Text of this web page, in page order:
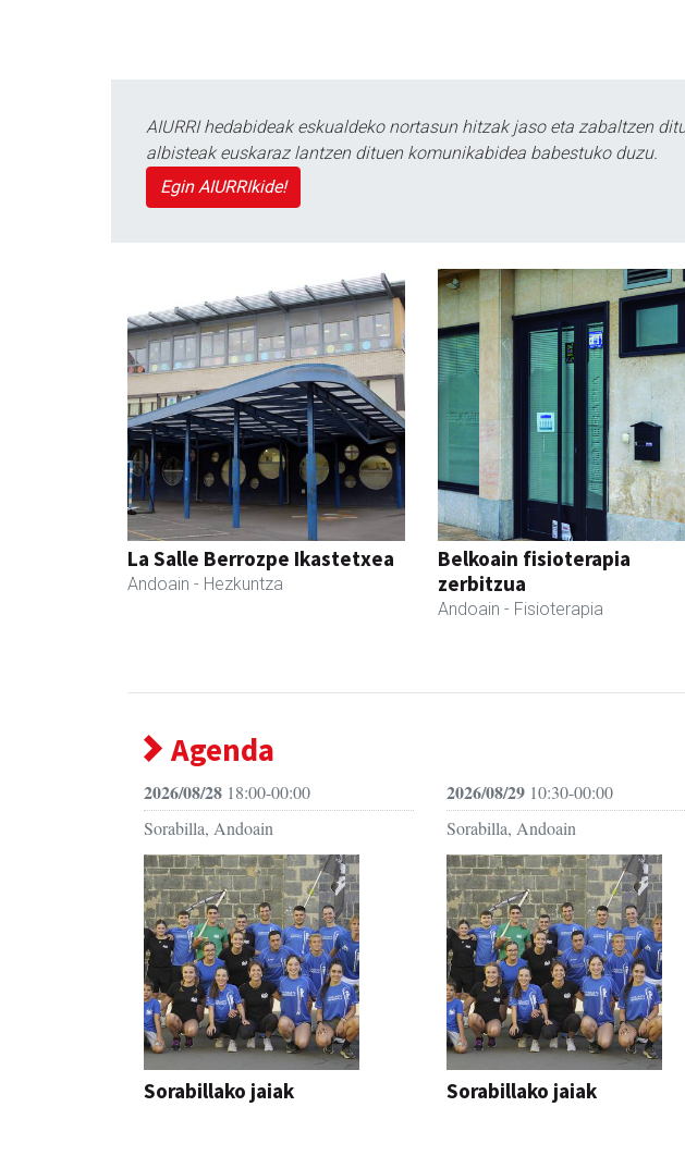
AIURRI hedabideak eskualdeko nortasun hitzak jaso eta zabaltzen
albisteak euskaraz lantzen dituen komunikabidea babestuko duzu.
Egin AIURRIkide!
La Salle Berrozpe Ikastetxea
Andoain - Hezkuntza
Belkoain fisioterapia
zerbitzua
Andoain - Fisioterapia
Agenda
2026/08/28 18:00-00:00
Sorabilla, Andoain
Sorabillako jaiak
2026/08/2910:30-00:00
Sorabilla, Andoain
Sorabillako jaiak